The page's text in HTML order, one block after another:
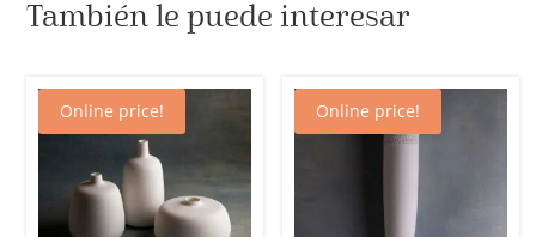
También le puede interesar
Online price! Online price!